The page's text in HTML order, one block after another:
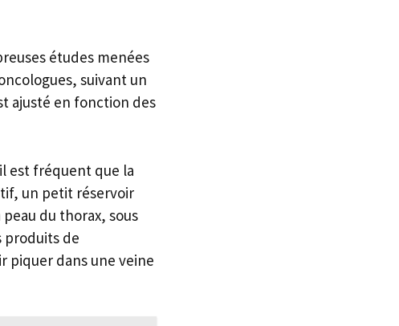
études menées
suivant un
ajusté en fonction des
est fréquent que la
un petit réservoir
du thorax, sous
produits de
piquer dans une veine